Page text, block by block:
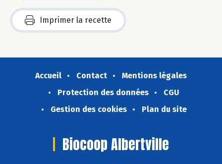
Imprimer la recette
Accueil Contact
Mentions légales
Protection des données
CGU
Gestion des cookies
Plan du site
Biocoop Albertville